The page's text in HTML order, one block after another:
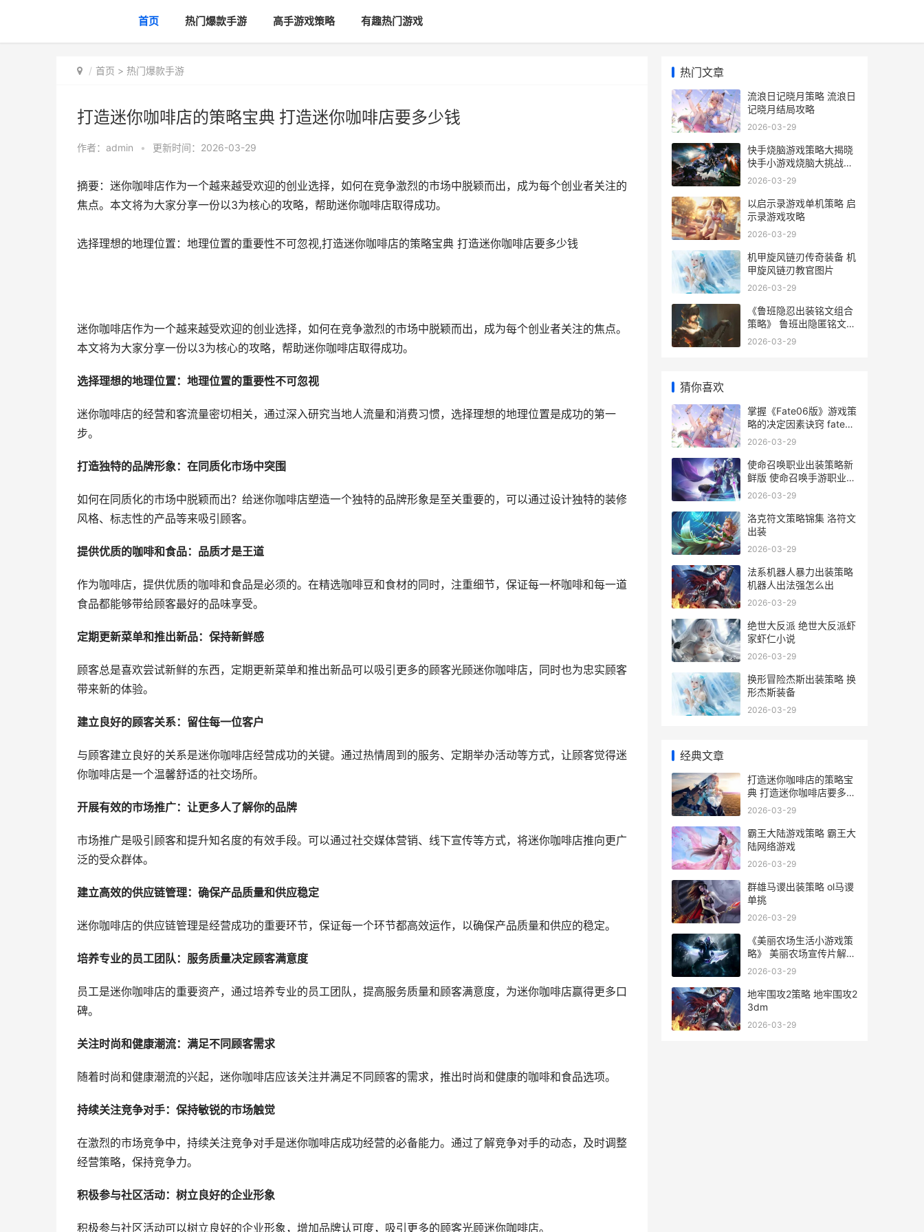
首页 热门爆款手游 高手游戏策略 有趣热门游戏
首页 > 热门爆款手游
打造迷你咖啡店的策略宝典 打造迷你咖啡店要多少钱
作者： admin • 更新时间：2026-03-29
摘要：迷你咖啡店作为一个越来越受欢迎的创业选择，如何在竞争激烈的市场中脱颖而出，成为每个创业者关注的
焦点。本文将为大家分享一份以3为核心的攻略，帮助迷你咖啡店取得成功。
选择理想的地理位置：地理位置的重要性不可忽视,打造迷你咖啡店的策略宝典 打造迷你咖啡店要多少钱
迷你咖啡店作为一个越来越受欢迎的创业选择，如何在竞争激烈的市场中脱颖而出，成为每个创业者关注的焦点。
本文将为大家分享一份以3为核心的攻略，帮助迷你咖啡店取得成功。
选择理想的地理位置：地理位置的重要性不可忽视
迷你咖啡店的经营和客流量密切相关，通过深入研究当地人流量和消费习惯，选择理想的地理位置是成功的第一
步。
打造独特的品牌形象：在同质化市场中突围
如何在同质化的市场中脱颖而出？给迷你咖啡店塑造一个独特的品牌形象是至关重要的，可以通过设计独特的装修
风格、标志性的产品等来吸引顾客。
提供优质的咖啡和食品：品质才是王道
作为咖啡店，提供优质的咖啡和食品是必须的。在精选咖啡豆和食材的同时，注重细节，保证每一杯咖啡和每一道
食品都能够带给顾客最好的品味享受。
定期更新菜单和推出新品：保持新鲜感
顾客总是喜欢尝试新鲜的东西，定期更新菜单和推出新品可以吸引更多的顾客光顾迷你咖啡店，同时也为忠实顾客
带来新的体验。
建立良好的顾客关系：留住每一位客户
与顾客建立良好的关系是迷你咖啡店经营成功的关键。通过热情周到的服务、定期举办活动等方式，让顾客觉得迷
你咖啡店是一个温馨舒适的社交场所。
开展有效的市场推广：让更多人了解你的品牌
市场推广是吸引顾客和提升知名度的有效手段。可以通过社交媒体营销、线下宣传等方式，将迷你咖啡店推向更广
泛的受众群体。
建立高效的供应链管理：确保产品质量和供应稳定
迷你咖啡店的供应链管理是经营成功的重要环节，保证每一个环节都高效运作，以确保产品质量和供应的稳定。
培养专业的员工团队：服务质量决定顾客满意度
员工是迷你咖啡店的重要资产，通过培养专业的员工团队，提高服务质量和顾客满意度，为迷你咖啡店赢得更多口
碑。
关注时尚和健康潮流：满足不同顾客需求
随着时尚和健康潮流的兴起，迷你咖啡店应该关注并满足不同顾客的需求，推出时尚和健康的咖啡和食品选项。
持续关注竞争对手：保持敏锐的市场触觉
在激烈的市场竞争中，持续关注竞争对手是迷你咖啡店成功经营的必备能力。通过了解竞争对手的动态，及时调整
经营策略，保持竞争力。
积极参与社区活动：树立良好的企业形象
积极参与社区活动可以树立良好的企业形象，增加品牌认可度，吸引更多的顾客光顾迷你咖啡店。
热门文章
流浪日记晓月策略 流浪日
记晓月结局攻略
2026-03-29
快手烧脑游戏策略大揭晓
快手小游戏烧脑大挑战怎
么更新
2026-03-29
以启示录游戏单机策略 启
示录游戏攻略
2026-03-29
机甲旋风链刃传奇装备 机
甲旋风链刃教官图片
2026-03-29
《鲁班隐忍出装铭文组合
策略》 鲁班出隐匿铭文好
吗
2026-03-29
猜你喜欢
掌握《Fate06版》游戏策
略的决定因素诀窍 fate
06版
2026-03-29
使命召唤职业出装策略新
鲜版 使命召唤手游职业玩
家用什么枪
2026-03-29
洛克符文策略锦集 洛符文
出装
2026-03-29
法系机器人暴力出装策略
机器人出法强怎么出
2026-03-29
绝世大反派 绝世大反派虾
家虾仁小说
2026-03-29
换形冒险杰斯出装策略 换
形杰斯装备
2026-03-29
经典文章
打造迷你咖啡店的策略宝
典 打造迷你咖啡店要多少
钱
2026-03-29
霸王大陆游戏策略 霸王大
陆网络游戏
2026-03-29
群雄马谡出装策略 ol马谡
单挑
2026-03-29
《美丽农场生活小游戏策
略》 美丽农场宣传片解说
词
2026-03-29
地牢围攻2策略 地牢围攻2
3dm
2026-03-29